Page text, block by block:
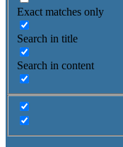
Exact matches only
Search in title
Search in content